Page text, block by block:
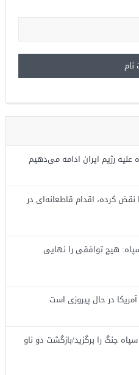
رژیم ایران ادامه می‌دهیم
کرده، اقدام قاطعانه‌ای در
هیچ توافقی را نهایی
در حال پیروزی است
جنگ را برگزید/بازگشت دو ناو